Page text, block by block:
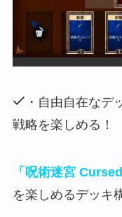
・自由自在なデ
戦略を楽しめる！
「呪術迷宮
を楽しめるデッキ